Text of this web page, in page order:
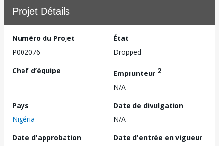
Projet Détails
Numéro du Projet
P002076
État
Dropped
Chef d’équipe
Emprunteur 2
N/A
Pays
Nigéria
Date de divulgation
N/A
Date d'approbation
Date d'entrée en vigueur